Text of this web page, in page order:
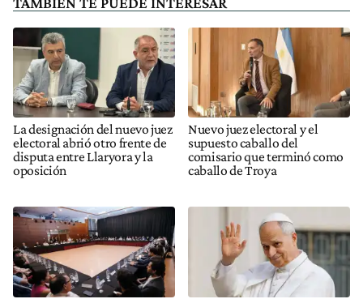
La designación del nuevo juez
electoral abrió otro frente de
disputa entre Llaryora y la
oposición
Nuevo juez electoral y el
supuesto caballo del
comisario que terminó como
caballo de Troya